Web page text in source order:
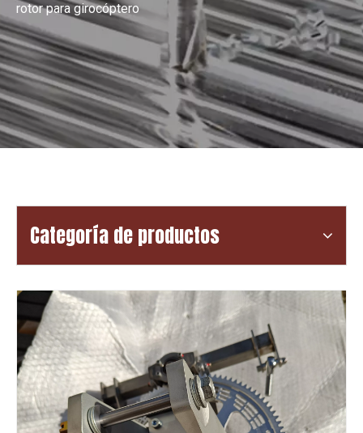
rotor para girocóptero
Categoría de productos